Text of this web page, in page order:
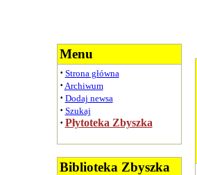
Menu
· Strona główna
· Archiwum
· Dodaj newsa
· Szukaj
· Płytoteka Zbyszka
Biblioteka Zbyszka